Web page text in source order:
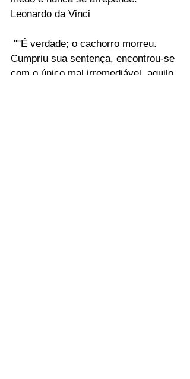
Leonardo da Vinci
Cumpriu sua sentença, encontrou-se
com o único mal irremediável, aquilo